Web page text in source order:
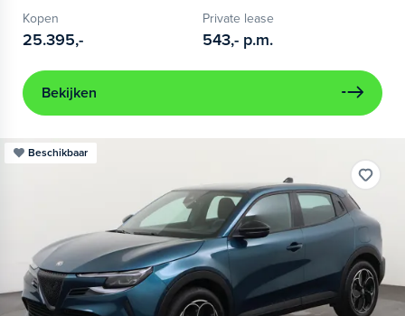
Kopen
25.395,-
Private lease
543,- p.m.
Bekijken
Beschikbaar